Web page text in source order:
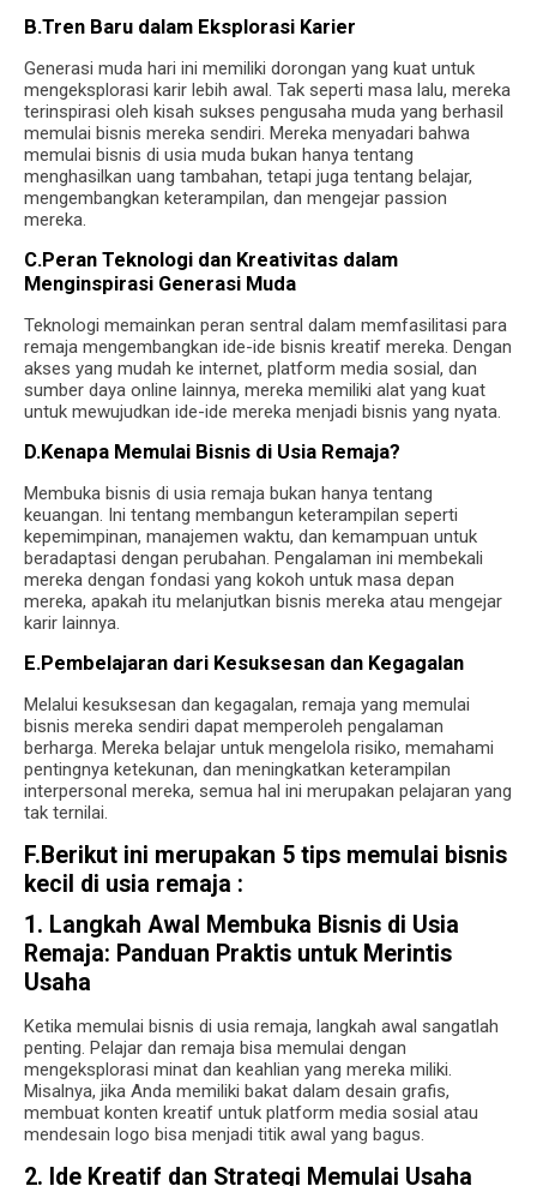
B.Tren Baru dalam Eksplorasi Karier
Generasi muda hari ini memiliki dorongan yang kuat untuk
mengeksplorasi karir lebih awal. Tak seperti masa lalu, mereka
terinspirasi oleh kisah sukses pengusaha muda yang berhasil
memulai bisnis mereka sendiri. Mereka menyadari bahwa
memulai bisnis di usia muda bukan hanya tentang
menghasilkan uang tambahan, tetapi juga tentang belajar,
mengembangkan keterampilan, dan mengejar passion
mereka.
C.Peran Teknologi dan Kreativitas dalam
Menginspirasi Generasi Muda
Teknologi memainkan peran sentral dalam memfasilitasi para
remaja mengembangkan ide-ide bisnis kreatif mereka. Dengan
akses yang mudah ke internet, platform media sosial, dan
sumber daya online lainnya, mereka memiliki alat yang kuat
untuk mewujudkan ide-ide mereka menjadi bisnis yang nyata.
D.Kenapa Memulai Bisnis di Usia Remaja?
Membuka bisnis di usia remaja bukan hanya tentang
keuangan. Ini tentang membangun keterampilan seperti
kepemimpinan, manajemen waktu, dan kemampuan untuk
beradaptasi dengan perubahan. Pengalaman ini membekali
mereka dengan fondasi yang kokoh untuk masa depan
mereka, apakah itu melanjutkan bisnis mereka atau mengejar
karir lainnya.
E.Pembelajaran dari Kesuksesan dan Kegagalan
Melalui kesuksesan dan kegagalan, remaja yang memulai
bisnis mereka sendiri dapat memperoleh pengalaman
berharga. Mereka belajar untuk mengelola risiko, memahami
pentingnya ketekunan, dan meningkatkan keterampilan
interpersonal mereka, semua hal ini merupakan pelajaran yang
tak ternilai.
F.Berikut ini merupakan 5 tips memulai bisnis
kecil di usia remaja :
1. Langkah Awal Membuka Bisnis di Usia
Remaja: Panduan Praktis untuk Merintis
Usaha
Ketika memulai bisnis di usia remaja, langkah awal sangatlah
penting. Pelajar dan remaja bisa memulai dengan
mengeksplorasi minat dan keahlian yang mereka miliki.
Misalnya, jika Anda memiliki bakat dalam desain grafis,
membuat konten kreatif untuk platform media sosial atau
mendesain logo bisa menjadi titik awal yang bagus.
2. Ide Kreatif dan Strategi Memulai Usaha